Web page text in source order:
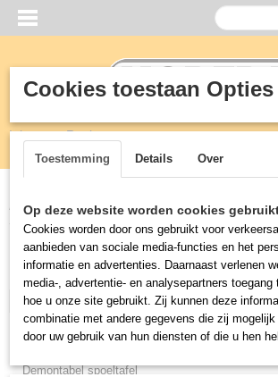
Inloggen Registreren
Home >RVS>Horepa rvs line
RVS
Horepa rvs line
Aanrecht
Afvalbak vuilnisbak
Demontabel spoeltafel
Cookies toestaan Opties
Toestemming Details Over
Op deze website worden cookies
Cookies worden door ons gebruikt voor
aanbieden van sociale media-functies en het
informatie en advertenties. Daarnaast verlenen
media-, advertentie- en analysepartners
hoe u onze site gebruikt. Zij kunnen deze
combinatie met andere gegevens die zij
door uw gebruik van hun diensten of die u hen